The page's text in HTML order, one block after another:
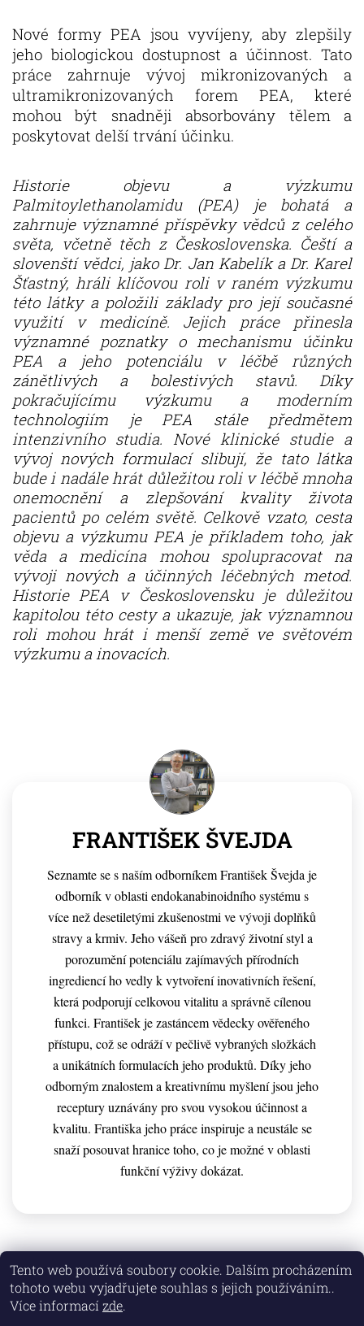
Nové formy PEA jsou vyvíjeny, aby zlepšily
jeho biologickou dostupnost a účinnost. Tato
práce zahrnuje vývoj mikronizovaných a
ultramikronizovaných forem PEA, které
mohou být snadněji absorbovány tělem a
poskytovat delší trvání účinku.
Historie objevu a výzkumu
Palmitoylethanolamidu (PEA) je bohatá a
zahrnuje významné příspěvky vědců z celého
světa, včetně těch z Československa. Čeští a
slovenští vědci, jako Dr. Jan Kabelík a Dr. Karel
Šťastný, hráli klíčovou roli v raném výzkumu
této látky a položili základy pro její současné
využití v medicíně. Jejich práce přinesla
významné poznatky o mechanismu účinku
PEA a jeho potenciálu v léčbě různých
zánětlivých a bolestivých stavů. Díky
pokračujícímu výzkumu a moderním
technologiím je PEA stále předmětem
intenzivního studia. Nové klinické studie a
vývoj nových formulací slibují, že tato látka
bude i nadále hrát důležitou roli v léčbě mnoha
onemocnění a zlepšování kvality života
pacientů po celém světě. Celkově vzato, cesta
objevu a výzkumu PEA je příkladem toho, jak
věda a medicína mohou spolupracovat na
vývoji nových a účinných léčebných metod.
Historie PEA v Československu je důležitou
kapitolou této cesty a ukazuje, jak významnou
roli mohou hrát i menší země ve světovém
výzkumu a inovacích.
FRANTIŠEK ŠVEJDA
Seznamte se s naším odborníkem František Švejda je
odborník v oblasti endokanabinoidního systému s
více než desetiletými zkušenostmi ve vývoji doplňků
stravy a krmiv. Jeho vášeň pro zdravý životní styl a
porozumění potenciálu zajímavých přírodních
ingrediencí ho vedly k vytvoření inovativních řešení,
která podporují celkovou vitalitu a správně cílenou
funkci. František je zastáncem vědecky ověřeného
přístupu, což se odráží v pečlivě vybraných složkách
a unikátních formulacích jeho produktů. Díky jeho
odborným znalostem a kreativnímu myšlení jsou jeho
receptury uznávány pro svou vysokou účinnost a
kvalitu. Františka jeho práce inspiruje a neustále se
snaží posouvat hranice toho, co je možné v oblasti
funkční výživy dokázat.
PŘEDCHOZÍ ČLÁNEK DALŠÍ ČLÁNEK
Tento web používá soubory cookie. Dalším procházením
tohoto webu vyjadřujete souhlas s jejich používáním..
Více informací zde.